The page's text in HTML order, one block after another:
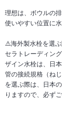
理想は、ボウルの
使いやすい位置に
⚠️海外製水栓を選
セラトレーディン
ザイン水栓は、日
管の接続規格（ね
を選ぶ際は、日本
りますので、必ず